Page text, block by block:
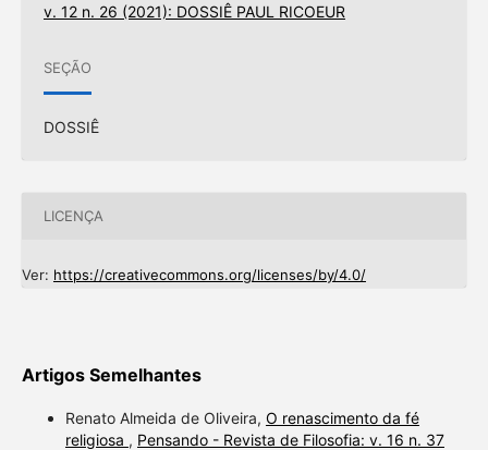
v. 12 n. 26 (2021): DOSSIÊ PAUL RICOEUR
SEÇÃO
DOSSIÊ
LICENÇA
Ver: https://creativecommons.org/licenses/by/4.0/
Artigos Semelhantes
Renato Almeida de Oliveira, O renascimento da fé
religiosa , Pensando - Revista de Filosofia: v. 16 n. 37